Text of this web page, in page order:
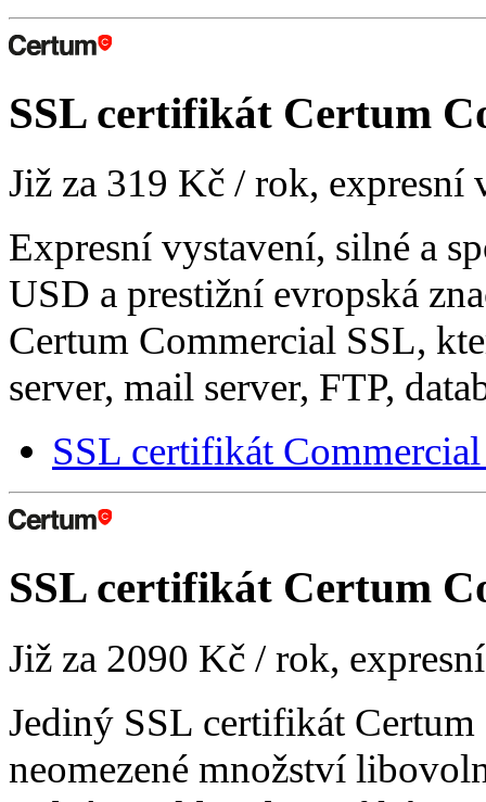
SSL certifikát Certum
Již za 319 Kč / rok, expresní
Expresní vystavení, silné a
USD a prestižní evropská
Certum Commercial SSL,
server, mail server, FTP,
SSL certifikát
SSL certifikát Certum
Již za 2090 Kč / rok,
Jediný SSL certifikát
neomezené množství